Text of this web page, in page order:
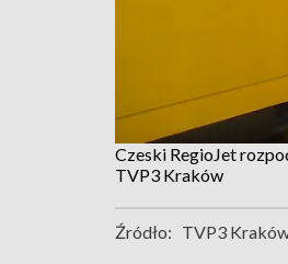
Czeski RegioJet
TVP3 Kraków
Źródło: TVP3